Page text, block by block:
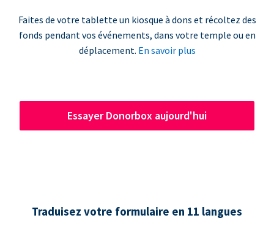
Faites de votre tablette un kiosque à dons et récoltez des
fonds pendant vos événements, dans votre temple ou en
déplacement. En savoir plus
Essayer Donorbox aujourd'hui
Traduisez votre formulaire en 11 langues